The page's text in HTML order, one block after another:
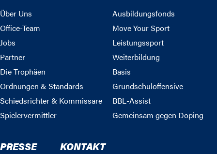
Über Uns
Office-Team
Jobs
Partner
Die Trophäen
Ordnungen & Standards
Schiedsrichter & Kommissare
Spielervermittler
Ausbildungsfonds
Move Your Sport
Leistungssport
Weiterbildung
Basis
Grundschuloffensive
BBL-Assist
Gemeinsam gegen Doping
PRESSE KONTAKT